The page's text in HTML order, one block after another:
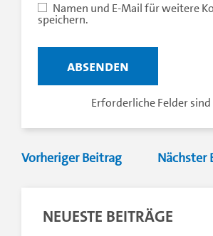
Erforderliche Felder
Vorheriger Beitrag Nächster
NEUESTE BEITRÄGE